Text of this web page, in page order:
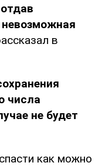
невозможная
в
числа
не будет
как можно